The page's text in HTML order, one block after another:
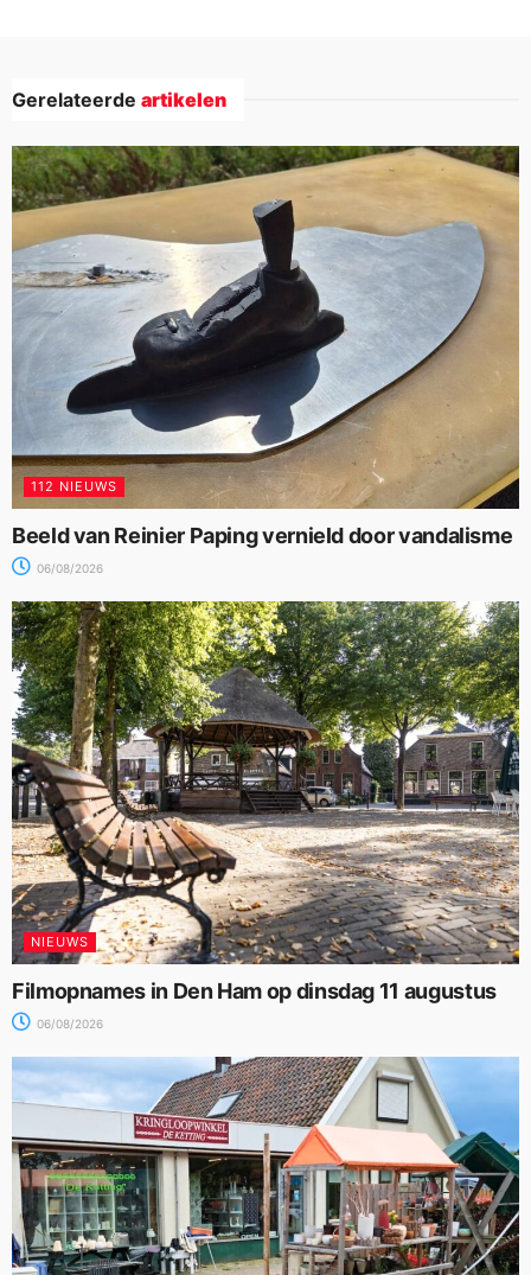
Gerelateerde artikelen
112 NIEUWS
Beeld van Reinier Paping vernield door vandalisme
06/08/2026
NIEUWS
Filmopnames in Den Ham op dinsdag 11 augustus
06/08/2026